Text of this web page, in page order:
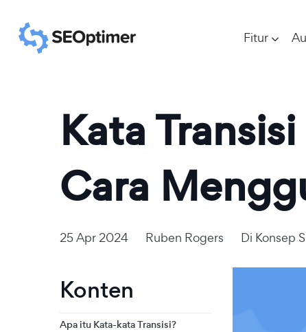
Fitur
Kata
Cara
25 Apr 2024 Ruben Rogers Di Konsep
Konten
Apa itu Kata-kata Transisi?